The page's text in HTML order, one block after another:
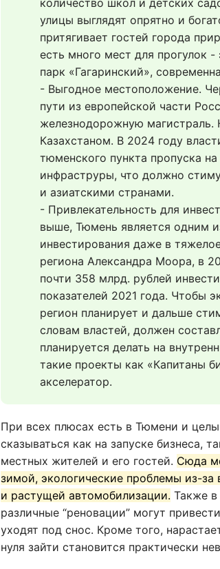
количество школ и детских
улицы выглядят опрятно и
притягивает гостей города
есть много мест для прогулок
парк «Гагаринский»,
- Выгодное местоположение.
пути из европейской части
железнодорожную магистраль.
Казахстаном. В 2024 году
тюменского пункта пропуска
инфраструры, что должно
и азиатскими странами.
- Привлекательность для
выше, Тюмень является одним
инвестирования даже в
региона Александра Моора, в
почти 358 млрд. рублей
показателей 2021 года. Чтобы
регион планирует и дальше
словам властей, должен
планируется делать на
такие проекты как «Капитаны
акселератор.
При всех плюсах есть в Тюмени и
сказываться как на запуске бизнеса,
местных жителей и его гостей. Сюда
зимой, экологические проблемы из-
и растущей автомобилизации. Также
различные “реновации” могут
уходят под снос. Кроме того,
нуля зайти становится практически